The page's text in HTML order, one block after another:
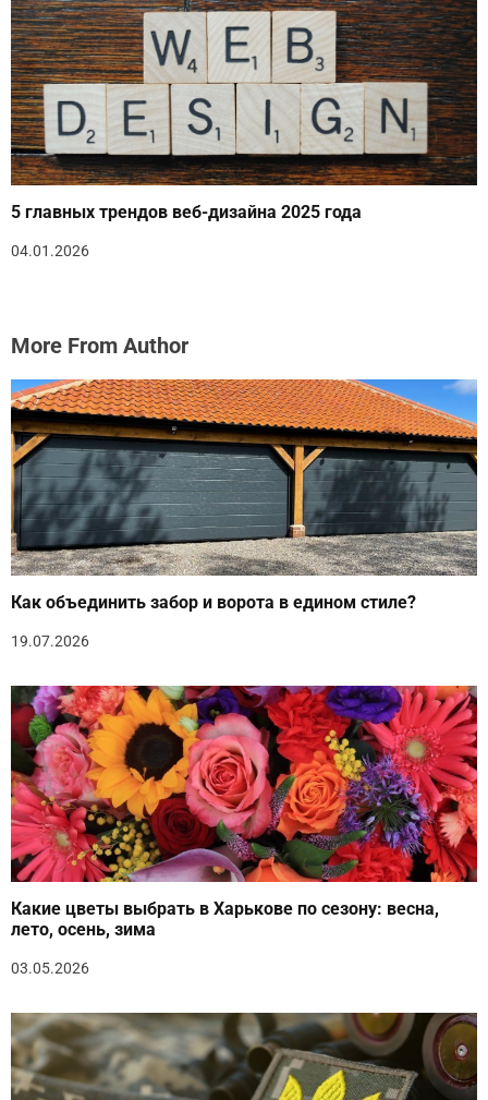
5 главных трендов веб-дизайна 2025 года
04.01.2026
More From Author
Как объединить забор и ворота в едином стиле?
19.07.2026
Какие цветы выбрать в Харькове по сезону: весна,
лето, осень, зима
03.05.2026